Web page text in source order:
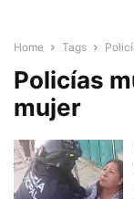
Home Tags
Policías
mujer